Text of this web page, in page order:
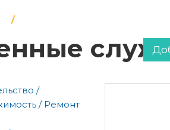
/
/ Ремонт